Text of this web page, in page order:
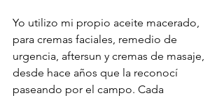
Yo utilizo mi propio aceite macerado,
para cremas faciales, remedio de
urgencia, aftersun y cremas de masaje,
desde hace años que la reconocí
paseando por el campo. Cada